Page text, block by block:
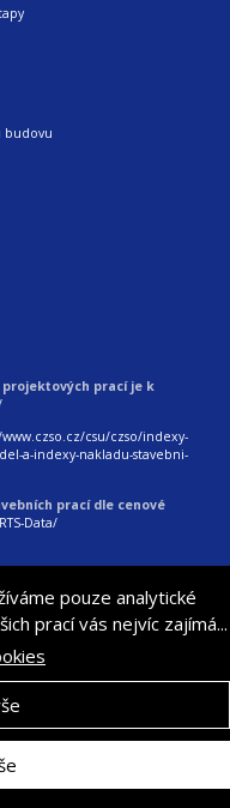
budovu
prací je k
csu/czso/indexy-
a-indexy-nakladu-stavebni-
prací dle cenové
Data/
pouze analytické
prací vás nejvíc zajímá...